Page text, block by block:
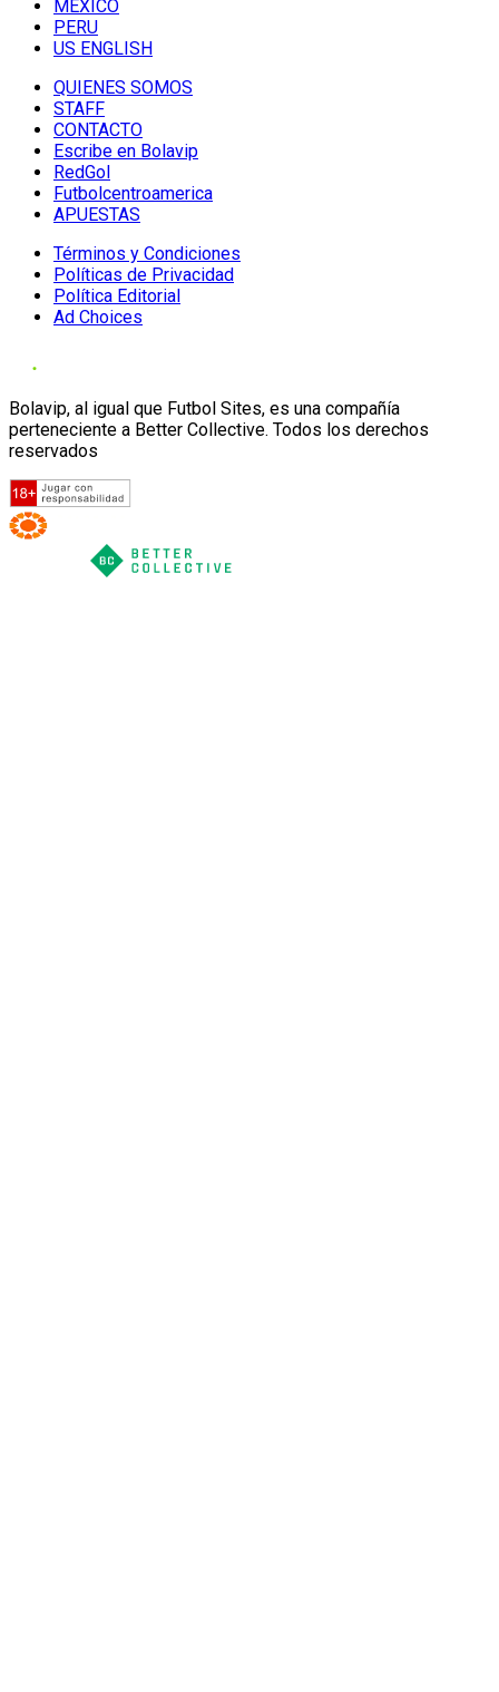
MÉXICO
PERU
US ENGLISH
QUIENES SOMOS
STAFF
CONTACTO
Escribe en Bolavip
RedGol
Futbolcentroamerica
APUESTAS
Términos y Condiciones
Políticas de Privacidad
Política Editorial
Ad Choices
Bolavip, al igual que Futbol Sites, es una compañía
perteneciente a Better Collective. Todos los derechos
reservados